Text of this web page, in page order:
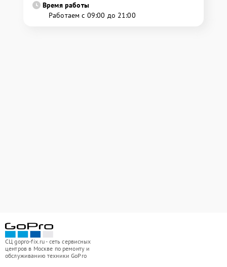
Время работы
Работаем с 09:00 до 21:00
СЦ gopro-fix.ru - сеть сервисных
центров в Москве по ремонту и
обслуживанию техники GoPro